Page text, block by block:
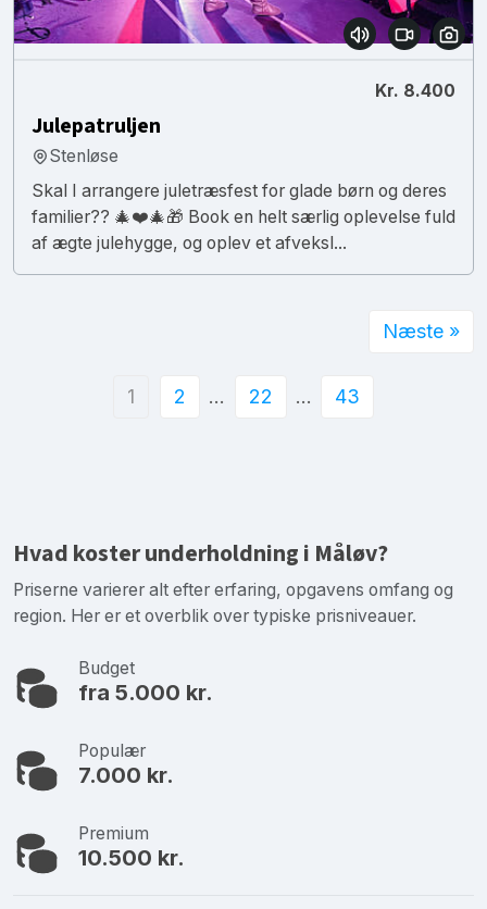
Kr. 8.400
Julepatruljen
Stenløse
Skal I arrangere juletræsfest for glade børn og deres
familier?? 🎄❤️🎄🎁 Book en helt særlig oplevelse fuld
af ægte julehygge, og oplev et afveksl...
1 2 … 22 … 43
Næste »
Hvad koster underholdning i Måløv?
Priserne varierer alt efter erfaring, opgavens omfang og
region. Her er et overblik over typiske prisniveauer.
Budget
fra 5.000 kr.
Populær
7.000 kr.
Premium
10.500 kr.